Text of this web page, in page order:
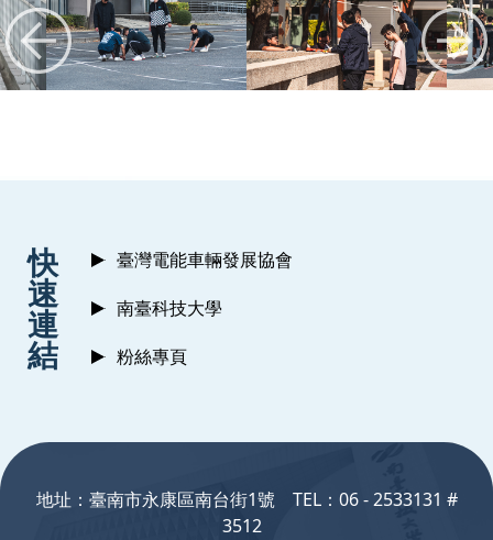
快
速
連
結
臺灣電能車輛發展協會
南臺科技大學
粉絲專頁
地址：臺南市永康區南台街1號 TEL：06 - 2533131 #
3512